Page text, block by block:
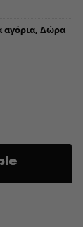
αγόρια, Δώρα